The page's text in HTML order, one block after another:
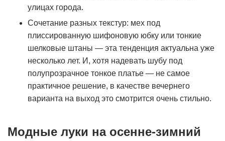
улицах города.
Сочетание разных текстур: мех под
плиссированную шифоновую юбку или тонкие
шелковые штаны — эта тенденция актуальна уже
несколько лет. И, хотя надевать шубу под
полупрозрачное тонкое платье — не самое
практичное решение, в качестве вечернего
варианта на выход это смотрится очень стильно.
Модные луки на осенне-зимний